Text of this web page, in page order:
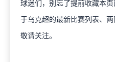
球迷们，别忘了提前收藏本
于乌克超的最新比赛列表、
敬请关注。